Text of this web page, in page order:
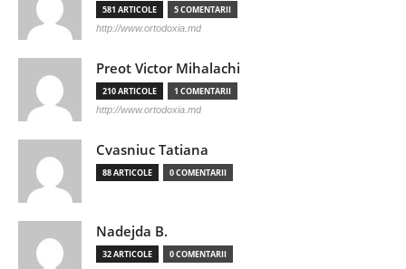
581 ARTICOLE 5 COMENTARII
http://www.ortodoxia.md
Preot Victor Mihalachi
210 ARTICOLE 1 COMENTARII
http://www.ortodoxia.md
Cvasniuc Tatiana
88 ARTICOLE 0 COMENTARII
Nadejda B.
32 ARTICOLE 0 COMENTARII